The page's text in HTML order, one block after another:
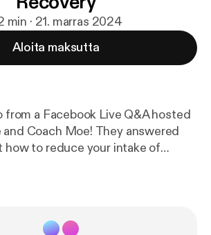
min · 21. marras 2024
Aloita maksutta
from a Facebook Live Q&A hosted
Moe! They answered
how to reduce your intake of
the effects of Ozempic through